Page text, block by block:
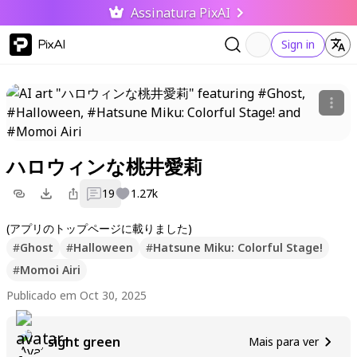
Assinatura PixAI
PixAI Sign in
ハロウィンな桃井愛莉
19 1.27k
(アプリのトップページに載りました)
#Ghost #Halloween #Hatsune Miku: Colorful Stage!
#Momoi Airi
Publicado em Oct 30, 2025
sight green Mais para ver